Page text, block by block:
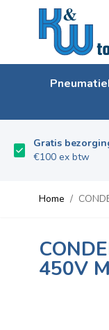
Ga naar de inhoud
Gratis
€100 ex btw
Home /
450V